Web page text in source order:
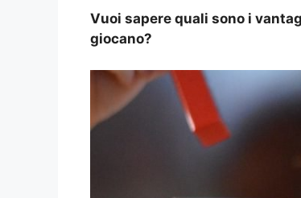
Vuoi sapere quali sono i
giocano?